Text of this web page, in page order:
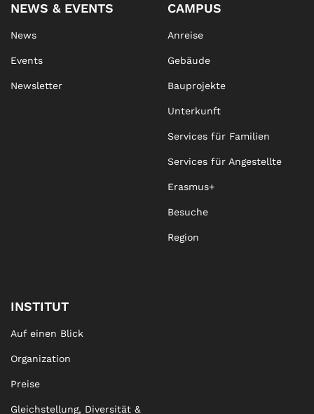
NEWS & EVENTS
News
Events
Newsletter
CAMPUS
Anreise
Gebäude
Bauprojekte
Unterkunft
Services für Familien
Services für Angestellte
Erasmus+
Besuche
Region
INSTITUT
Auf einen Blick
Organization
Preise
Gleichstellung, Diversität &